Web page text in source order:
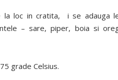
la loc in cratita, i se adauga
– sare, piper, boia si
grade Celsius.